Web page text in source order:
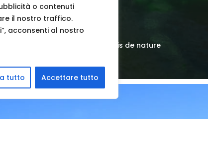
o contenuti
il nostro traffico.
acconsenti al nostro
tutto Accettare tutto
des Alpes ligures, une oasis de nature